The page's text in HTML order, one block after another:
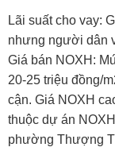
Lãi suất cho vay:
nhưng người dân
Giá bán NOXH:
20-25 triệu đồng/
cận. Giá NOXH
thuộc dự án
phường Thượng